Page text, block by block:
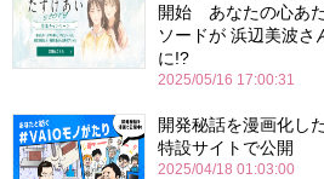
開始 あなたの心あ
ソードが 浜辺美波さ
に!?
2025/05/16 17:00:31
開発秘話を漫画化し
特設サイトで公開
2025/04/18 01:03:00